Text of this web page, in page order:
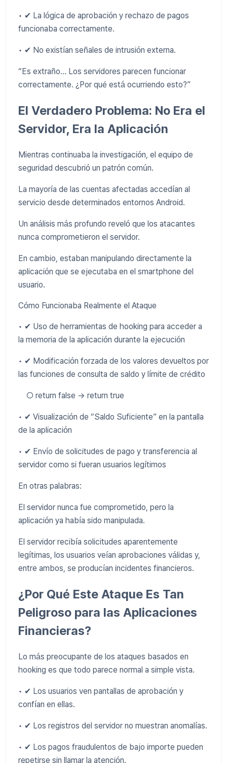
• ✔ La lógica de aprobación y rechazo de pagos
funcionaba correctamente.
• ✔ No existían señales de intrusión externa.
“Es extraño... Los servidores parecen funcionar
correctamente. ¿Por qué está ocurriendo esto?”
El Verdadero Problema: No Era el
Servidor, Era la Aplicación
Mientras continuaba la investigación, el equipo de
seguridad descubrió un patrón común.
La mayoría de las cuentas afectadas accedían al
servicio desde determinados entornos Android.
Un análisis más profundo reveló que los atacantes
nunca comprometieron el servidor.
En cambio, estaban manipulando directamente la
aplicación que se ejecutaba en el smartphone del
usuario.
Cómo Funcionaba Realmente el Ataque
• ✔ Uso de herramientas de hooking para acceder a
la memoria de la aplicación durante la ejecución
• ✔ Modificación forzada de los valores devueltos por
las funciones de consulta de saldo y límite de crédito
○ return false → return true
• ✔ Visualización de “Saldo Suficiente” en la pantalla
de la aplicación
• ✔ Envío de solicitudes de pago y transferencia al
servidor como si fueran usuarios legítimos
En otras palabras:
El servidor nunca fue comprometido, pero la
aplicación ya había sido manipulada.
El servidor recibía solicitudes aparentemente
legítimas, los usuarios veían aprobaciones válidas y,
entre ambos, se producían incidentes financieros.
¿Por Qué Este Ataque Es Tan
Peligroso para las Aplicaciones
Financieras?
Lo más preocupante de los ataques basados en
hooking es que todo parece normal a simple vista.
• ✔ Los usuarios ven pantallas de aprobación y
confían en ellas.
• ✔ Los registros del servidor no muestran anomalías.
• ✔ Los pagos fraudulentos de bajo importe pueden
repetirse sin llamar la atención.